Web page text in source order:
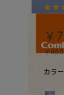
￥
￥
カラ